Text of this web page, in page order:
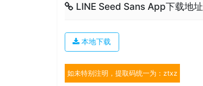
LINE Seed Sans App下载地址
本地下载
如未特别注明，提取码统一为：ztxz